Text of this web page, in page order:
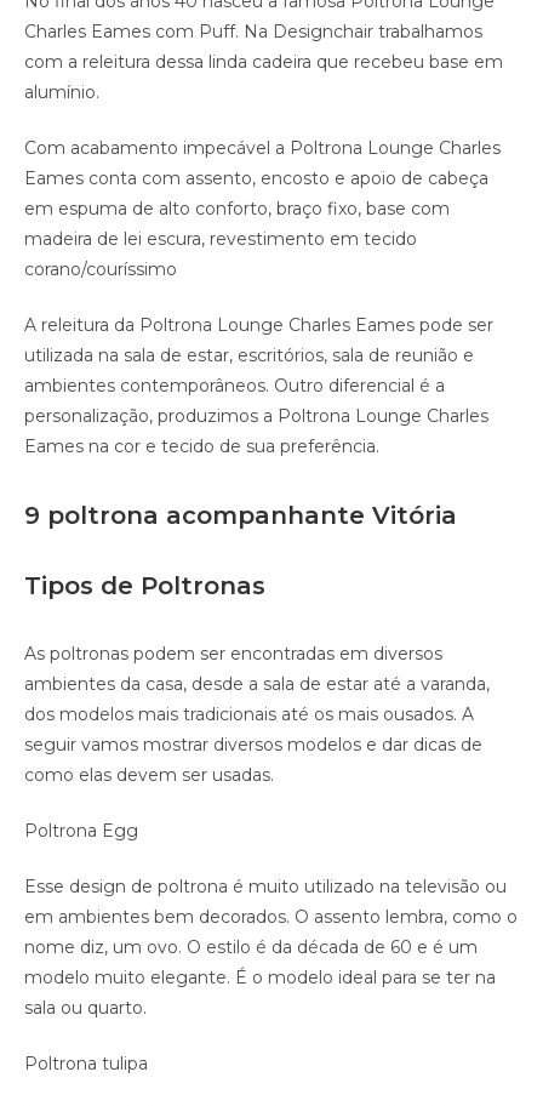
Charles Eames com Puff. Na Designchair trabalhamos
com a releitura dessa linda cadeira que recebeu base em
alumínio.
Com acabamento impecável a Poltrona Lounge Charles
Eames conta com assento, encosto e apoio de cabeça
em espuma de alto conforto, braço fixo, base com
madeira de lei escura, revestimento em tecido
corano/couríssimo
A releitura da Poltrona Lounge Charles Eames pode ser
utilizada na sala de estar, escritórios, sala de reunião e
ambientes contemporâneos. Outro diferencial é a
personalização, produzimos a Poltrona Lounge Charles
Eames na cor e tecido de sua preferência.
9 poltrona acompanhante Vitória
Tipos de Poltronas
As poltronas podem ser encontradas em diversos
ambientes da casa, desde a sala de estar até a varanda,
dos modelos mais tradicionais até os mais ousados. A
seguir vamos mostrar diversos modelos e dar dicas de
como elas devem ser usadas.
Poltrona Egg
Esse design de poltrona é muito utilizado na televisão ou
em ambientes bem decorados. O assento lembra, como o
nome diz, um ovo. O estilo é da década de 60 e é um
modelo muito elegante. É o modelo ideal para se ter na
sala ou quarto.
Poltrona tulipa